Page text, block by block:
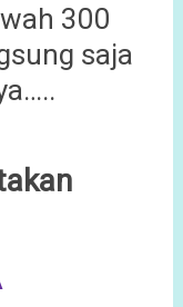
300
saja